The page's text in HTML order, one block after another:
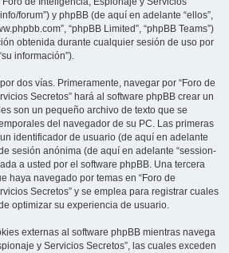
forum”) y phpBB (de aquí en adelante “ellos”,
“phpBB Limited”, “phpBB Teams”)
obtenida durante cualquier sesión de uso por
información”).
dos vías. Primeramente, navegar por “Foro de
Secretos” hará al software phpBB crear un
son un pequeño archivo de texto que se
del navegador de su PC. Las primeras
identificador de usuario (de aquí en adelante
sesión anónima (de aquí en adelante “session-
a usted por el software phpBB. Una tercera
haya navegado por temas en “Foro de
Secretos” y se emplea para registrar cuales
optimizar su experiencia de usuario.
externas al software phpBB mientras navega
y Servicios Secretos”, las cuales exceden